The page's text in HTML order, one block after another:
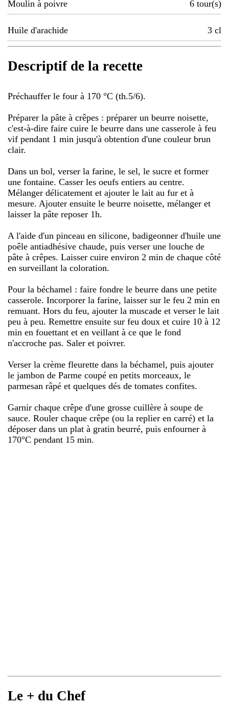
Moulin à poivre 6 tour(s)
Huile d'arachide 3 cl
Descriptif de la recette
Préchauffer le four à 170 °C (th.5/6).
Préparer la pâte à crêpes : préparer un beurre noisette,
c'est-à-dire faire cuire le beurre dans une casserole à feu
vif pendant 1 min jusqu'à obtention d'une couleur brun
clair.
Dans un bol, verser la farine, le sel, le sucre et former
une fontaine. Casser les oeufs entiers au centre.
Mélanger délicatement et ajouter le lait au fur et à
mesure. Ajouter ensuite le beurre noisette, mélanger et
laisser la pâte reposer 1h.
A l'aide d'un pinceau en silicone, badigeonner d'huile une
poêle antiadhésive chaude, puis verser une louche de
pâte à crêpes. Laisser cuire environ 2 min de chaque côté
en surveillant la coloration.
Pour la béchamel : faire fondre le beurre dans une petite
casserole. Incorporer la farine, laisser sur le feu 2 min en
remuant. Hors du feu, ajouter la muscade et verser le lait
peu à peu. Remettre ensuite sur feu doux et cuire 10 à 12
min en fouettant et en veillant à ce que le fond
n'accroche pas. Saler et poivrer.
Verser la crème fleurette dans la béchamel, puis ajouter
le jambon de Parme coupé en petits morceaux, le
parmesan râpé et quelques dés de tomates confites.
Garnir chaque crêpe d'une grosse cuillère à soupe de
sauce. Rouler chaque crêpe (ou la replier en carré) et la
déposer dans un plat à gratin beurré, puis enfourner à
170°C pendant 15 min.
Le + du Chef